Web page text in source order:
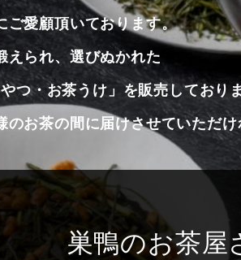
ご愛顧頂いております。
えられ、選びぬかれた
つ・お茶うけ」を販売しており
お茶の間に届けさせていただ
巣鴨のお茶屋